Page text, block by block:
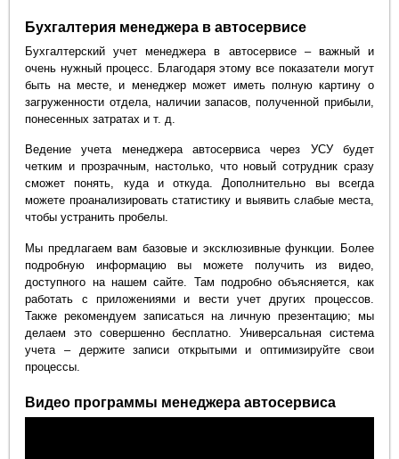
Бухгалтерия менеджера в автосервисе
Бухгалтерский учет менеджера в автосервисе – важный и
очень нужный процесс. Благодаря этому все показатели могут
быть на месте, и менеджер может иметь полную картину о
загруженности отдела, наличии запасов, полученной прибыли,
понесенных затратах и т. д.
Ведение учета менеджера автосервиса через УСУ будет
четким и прозрачным, настолько, что новый сотрудник сразу
сможет понять, куда и откуда. Дополнительно вы всегда
можете проанализировать статистику и выявить слабые места,
чтобы устранить пробелы.
Мы предлагаем вам базовые и эксклюзивные функции. Более
подробную информацию вы можете получить из видео,
доступного на нашем сайте. Там подробно объясняется, как
работать с приложениями и вести учет других процессов.
Также рекомендуем записаться на личную презентацию; мы
делаем это совершенно бесплатно. Универсальная система
учета – держите записи открытыми и оптимизируйте свои
процессы.
Видео программы менеджера автосервиса